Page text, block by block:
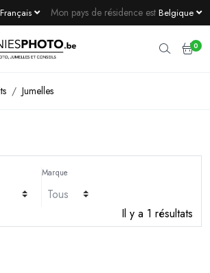
Mon pays de résidence est Belgique
Français
0
Jumelles
Marque
Il y a 1 résultats